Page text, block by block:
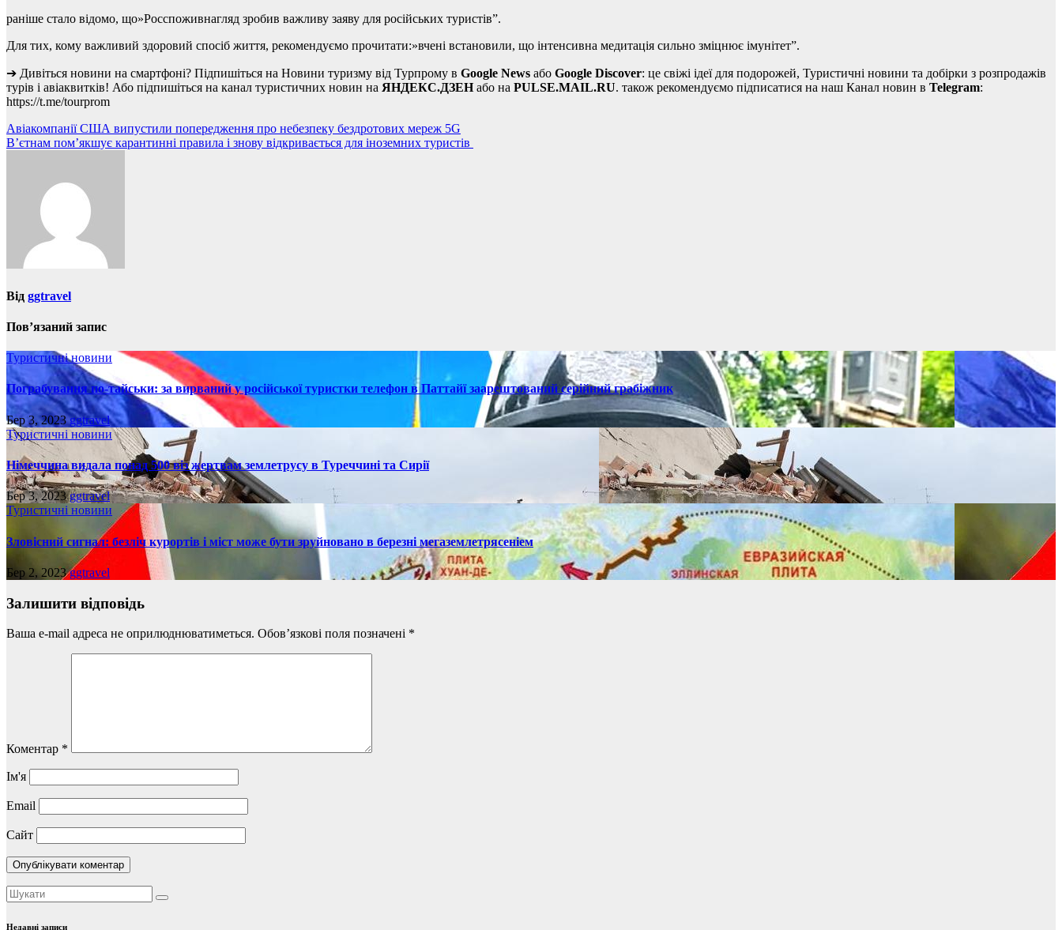
раніше стало відомо, що»Росспоживнагляд зробив важливу заяву для російських туристів”.
Для тих, кому важливий здоровий спосіб життя, рекомендуємо прочитати:»вчені встановили, що інтенсивна медитація сильно зміцнює імунітет”.
➔ Дивіться новини на смартфоні? Підпишіться на Новини туризму від Турпрому в Google News або Google Discover: це свіжі ідеї для подорожей, Туристичні новини та добірки з розпродажів
турів і авіаквитків! Або підпишіться на канал туристичних новин на ЯНДЕКС.ДЗЕНабо на PULSE.MAIL.RU. також рекомендуємо підписатися на наш Канал новин в Telegram:
https://t.me/tourprom
Навігація
записів
Авіакомпанії США випустили попередження про небезпеку бездротових мереж 5G
В’єтнам пом’якшує карантинні правила і знову відкривається для іноземних туристів
Від ggtravel
Пов’язаний запис
Туристичні новини
Пограбування по-тайськи: за вирваний у російської туристки телефон в Паттайї заарештований серійний грабіжник
Бер 3, 2023ggtravel
Туристичні новини
Німеччина видала понад 500 віз жертвам землетрусу в Туреччині та Сирії
Бер 3, 2023ggtravel
Туристичні новини
Зловісний сигнал: безліч курортів і міст може бути зруйновано в березні мегаземлетрясеніем
Бер 2, 2023ggtravel
Залишити відповідь
Ваша e-mail адреса не оприлюднюватиметься. Обов’язкові поля позначені *
Коментар *
Ім'я
Email
Сайт
Недавні записи